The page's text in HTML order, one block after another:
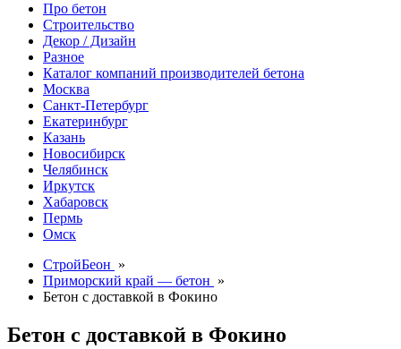
Про бетон
Строительство
Декор / Дизайн
Разное
Каталог компаний производителей бетона
Москва
Санкт-Петербург
Екатеринбург
Казань
Новосибирск
Челябинск
Иркутск
Хабаровск
Пермь
Омск
СтройБеон »
Приморский край — бетон »
Бетон с доставкой в Фокино
Бетон с доставкой в Фокино